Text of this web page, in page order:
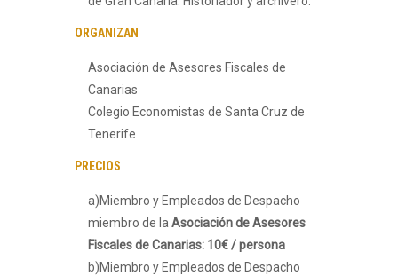
ORGANIZAN
Asociación de Asesores Fiscales de
Canarias
Colegio Economistas de Santa Cruz de
Tenerife
PRECIOS
a)Miembro y Empleados de Despacho
miembro de la Asociación de Asesores
Fiscales de Canarias: 10€ / persona
b)Miembro y Empleados de Despacho